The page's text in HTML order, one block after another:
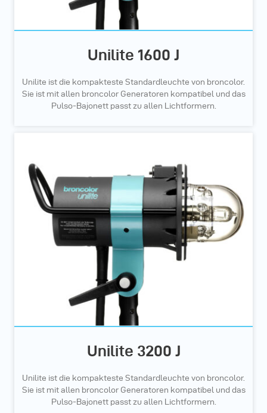
Unilite 1600 J
Unilite ist die kompakteste Standardleuchte von broncolor.
Sie ist mit allen broncolor Generatoren kompatibel und das
Pulso-Bajonett passt zu allen Lichtformern.
Unilite 3200 J
Unilite ist die kompakteste Standardleuchte von broncolor.
Sie ist mit allen broncolor Generatoren kompatibel und das
Pulso-Bajonett passt zu allen Lichtformern.